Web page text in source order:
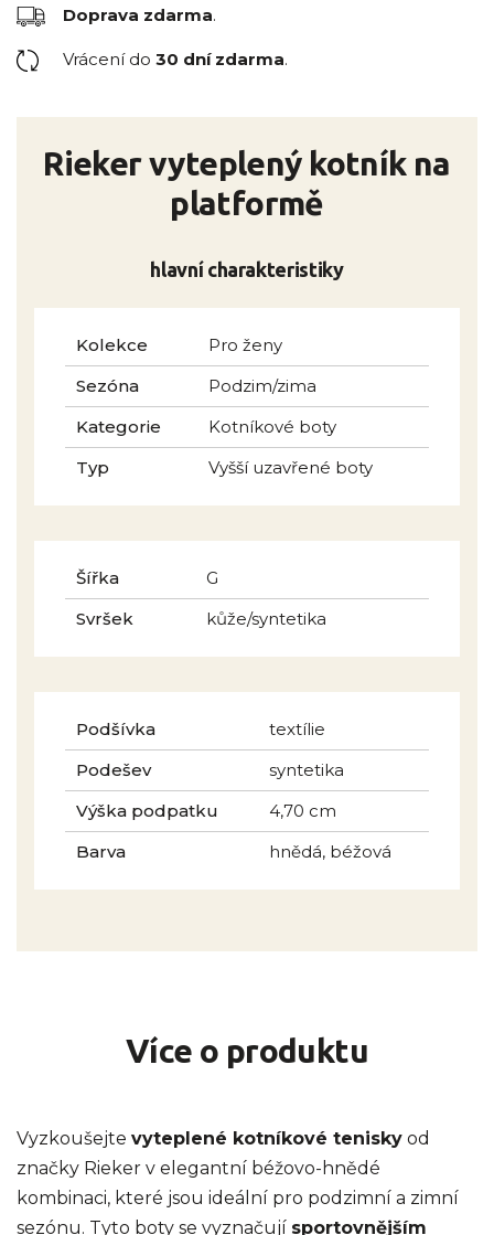
Doprava zdarma.
Vrácení do 30 dní zdarma.
Rieker vyteplený kotník na
platformě
hlavní charakteristiky
Kolekce
Pro ženy
Sezóna
Podzim/zima
Kategorie
Kotníkové boty
Typ
Vyšší uzavřené boty
Šířka
G
Svršek
kůže/syntetika
Podšívka
textílie
Podešev
syntetika
Výška podpatku
4,70 cm
Barva
hnědá, béžová
Více o produktu
Vyzkoušejte vyteplené kotníkové tenisky od
značky Rieker v elegantní béžovo-hnědé
kombinaci, které jsou ideální pro podzimní a zimní
sezónu. Tyto boty se vyznačují sportovnějším